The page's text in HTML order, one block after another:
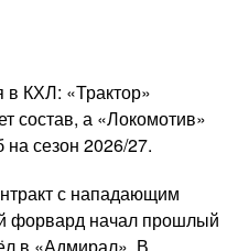
в КХЛ: «Трактор»
состав, а «Локомотив»
сезон 2026/27.
с нападающим
форвард начал прошлый